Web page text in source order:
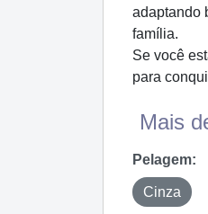
adaptando
família.
Se você
para
Mais
Pelagem:
Cinza